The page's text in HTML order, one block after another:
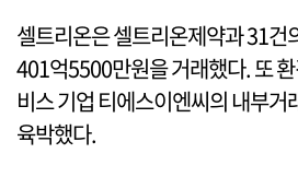
셀트리온은 셀트리온제약과 31건
401억5500만원을 거래했다. 또
비스 기업 티에스이엔씨의 내부
육박했다.